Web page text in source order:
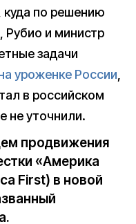
по решению
Рубио и министр
задачи
уроженке России,
в российском
не уточнили.
продвижения
«Америка
First) в новой